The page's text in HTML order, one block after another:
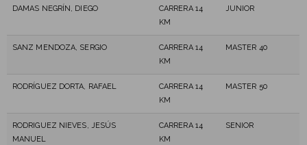
DAMAS NEGRÍN, DIEGO
CARRERA 14
KM
JUNIOR
SANZ MENDOZA, SERGIO
CARRERA 14
KM
MASTER 40
RODRÍGUEZ DORTA, RAFAEL
CARRERA 14
KM
MASTER 50
RODRIGUEZ NIEVES, JESÚS
MANUEL
CARRERA 14
KM
SENIOR